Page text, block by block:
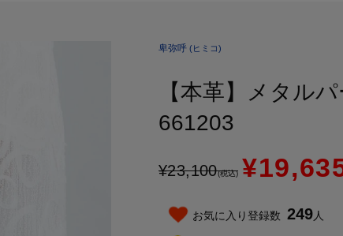
卑弥呼 (ヒミコ)
【本革】メタル
661203
¥23,100(税込)
お気に入り登録数 249人